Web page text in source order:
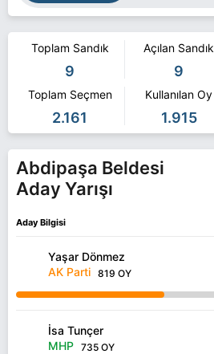
Toplam Sandık
9
Açılan Sandık
9
Toplam Seçmen
2.161
Kullanılan Oy
1.915
Abdipaşa Beldesi
Aday Yarışı
Aday Bilgisi
Yaşar Dönmez
AK Parti 819 OY
İsa Tunçer
MHP 735 OY